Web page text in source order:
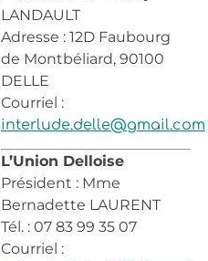
LANDAULT
Adresse : 12D Faubourg
de Montbéliard, 90100
DELLE
Courriel :
interlude.delle@gmail.com
L’Union Delloise
Président : Mme
Bernadette LAURENT
Tél. : 07 83 99 35 07
Courriel :